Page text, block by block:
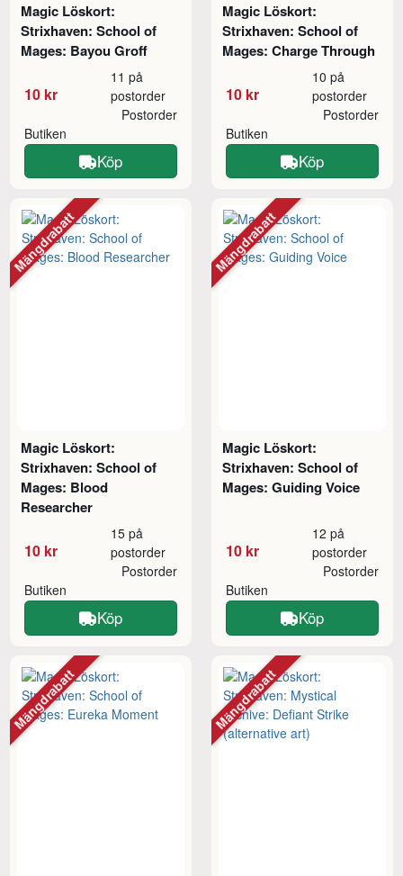
Magic Löskort:
Strixhaven: School of
Mages: Bayou Groff
10 kr
11 på
postorder
Butiken
Postorder
Köp
Magic Löskort:
Strixhaven: School of
Mages: Charge Through
10 kr
10 på
postorder
Butiken
Postorder
Köp
Magic Löskort:
Strixhaven: School of
Mages: Blood
Researcher
10 kr
15 på
postorder
Butiken
Postorder
Köp
Mängdrabatt
Magic Löskort:
Strixhaven: School of
Mages: Guiding Voice
10 kr
12 på
postorder
Butiken
Postorder
Köp
Mängdrabatt
Mängdrabatt Mängdrabatt